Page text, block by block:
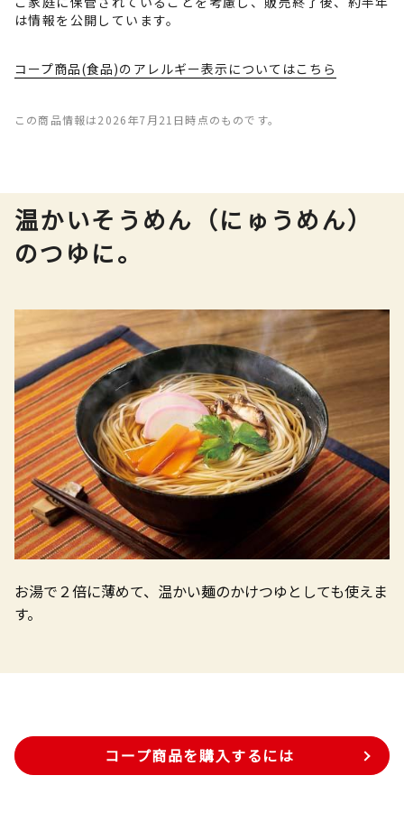
は情報を公開しています。
コープ商品(食品)のアレルギー表示についてはこちら
この商品情報は2026年7月21日時点のものです。
温かいそうめん（にゅうめん）
のつゆに。
お湯で２倍に薄めて、温かい麺のかけつゆとしても使えま
す。
コープ商品を購入するには